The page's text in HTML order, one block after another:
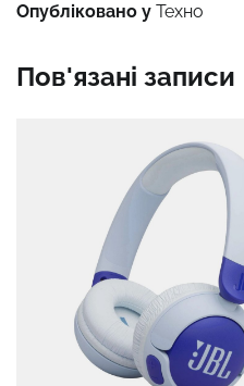
Опубліковано у Техно
Пов'язані записи